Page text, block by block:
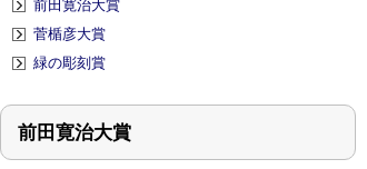
前田寛治大賞
菅楯彦大賞
緑の彫刻賞
前田寛治大賞